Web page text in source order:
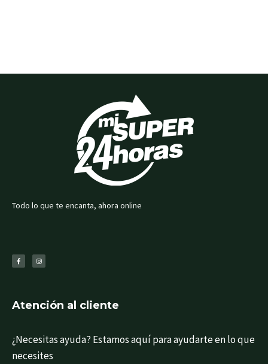
Todo lo que te encanta, ahora online
c
e
b
s
t
a
Atención al cliente
¿Necesitas ayuda? Estamos aquí para ayudarte en lo que
necesites